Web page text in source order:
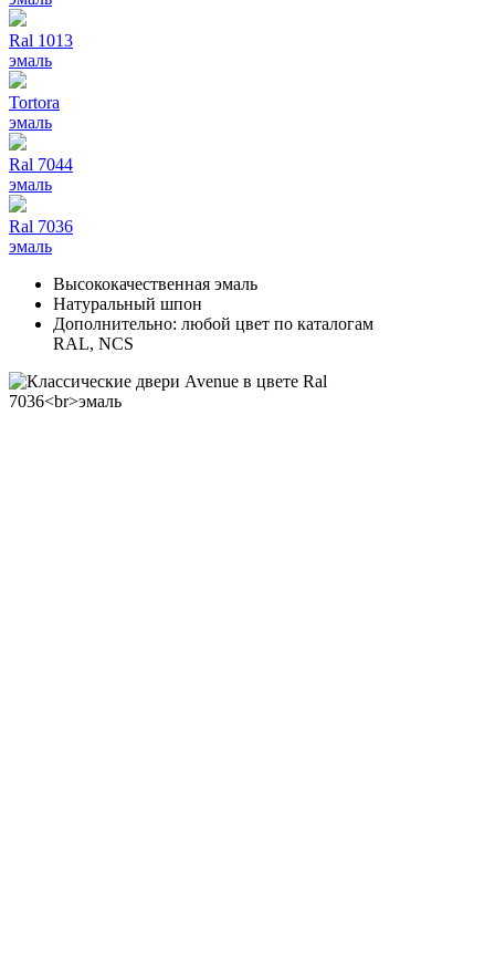
Ral 1013
эмаль
Tortora
эмаль
Ral 7044
эмаль
Ral 7036
эмаль
Высококачественная эмаль
Натуральный шпон
Дополнительно: любой цвет по каталогам
RAL, NCS